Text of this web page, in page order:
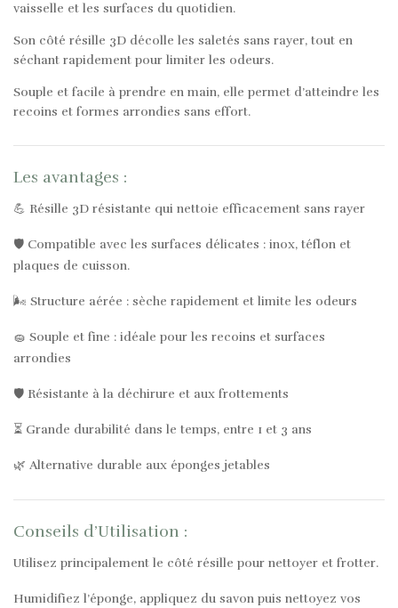
vaisselle et les surfaces du quotidien.
Son côté résille 3D décolle les saletés sans rayer, tout en
séchant rapidement pour limiter les odeurs.
Souple et facile à prendre en main, elle permet d’atteindre les
recoins et formes arrondies sans effort.
Les avantages :
💪 Résille 3D résistante qui nettoie efficacement sans rayer
🛡️ Compatible avec les surfaces délicates : inox, téflon et
plaques de cuisson.
🌬️ Structure aérée : sèche rapidement et limite les odeurs
🧽 Souple et fine : idéale pour les recoins et surfaces
arrondies
🛡️ Résistante à la déchirure et aux frottements
⏳ Grande durabilité dans le temps, entre 1 et 3 ans
🌿 Alternative durable aux éponges jetables
Conseils d’Utilisation :
Utilisez principalement le côté résille pour nettoyer et frotter.
Humidifiez l’éponge, appliquez du savon puis nettoyez vos